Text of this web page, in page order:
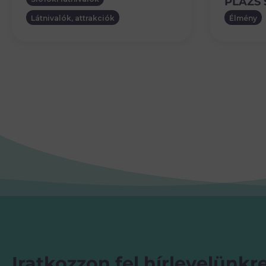
Látnivalók, attrakciók Élmény